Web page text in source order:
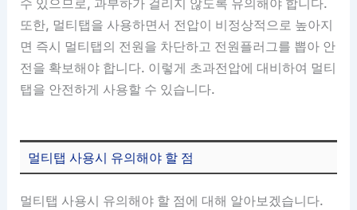
또한, 멀티탭을 사용하면서 전압이 비정상적으로 높아지
면 즉시 멀티탭의 전원을 차단하고 전원플러그를 뽑아 안
전을 확보해야 합니다. 이렇게 초과전압에 대비하여 멀티
탭을 안전하게 사용할 수 있습니다.
멀티탭 사용시 유의해야 할 점
멀티탭 사용시 유의해야 할 점에 대해 알아보겠습니다.